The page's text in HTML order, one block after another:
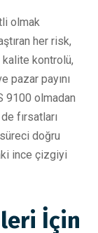
olmak
her risk,
kalite kontrolü,
pazar payını
9100 olmadan
fırsatları
doğru
ince çizgiyi
İçin